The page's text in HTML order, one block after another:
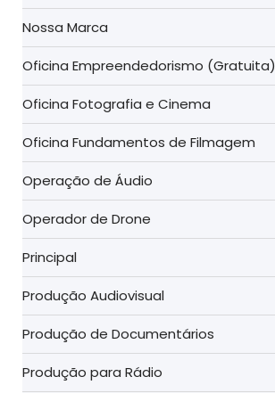
Nossa Marca
Oficina Empreendedorismo (Gratuita)
Oficina Fotografia e Cinema
Oficina Fundamentos de Filmagem
Operação de Áudio
Operador de Drone
Principal
Produção Audiovisual
Produção de Documentários
Produção para Rádio